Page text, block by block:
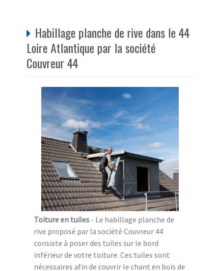
Habillage planche de rive dans le 44
Loire Atlantique par la société
Couvreur 44
Toiture en tuiles - Le habillage planche de
rive proposé par la société Couvreur 44
consiste à poser des tuiles sur le bord
inférieur de votre toiture. Ces tuiles sont
nécessaires afin de couvrir le chant en bois de